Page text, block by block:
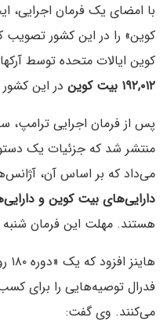
با امضای یک فرمان اجرایی،
کوین» را در این کشور تصویب
کوین ایالات متحده توسط
۱۹۲,۰۱۲ بیت کوین
در این
پس از فرمان اجرایی ترامپ،
منتشر شد که جزئیات یک
می‌داد که بر اساس آن،
دارایی‌های بیت کوین و
هستند. مهلت این فرمان
فدرال توصیه‌هایی را برای
می‌کنند. وی گفت: